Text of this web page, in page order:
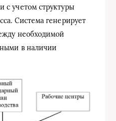
с учетом структуры
Система генерирует
необходимой
в наличии